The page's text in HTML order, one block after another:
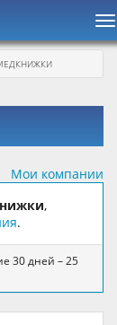
Мои компании
,
.
30 дней – 25